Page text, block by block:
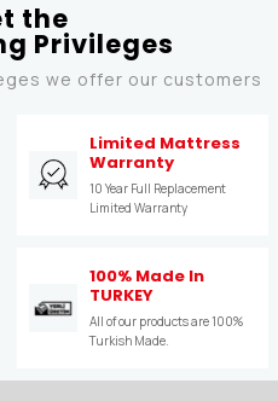
the
Privileges
we offer our customers
Limited Mattress
Warranty
10 Year Full Replacement
Limited Warranty
100% Made In
TURKEY
All of our products are 100%
Turkish Made.